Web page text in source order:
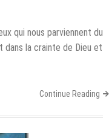
qui nous parviennent du
dans la crainte de Dieu et
Continue Reading